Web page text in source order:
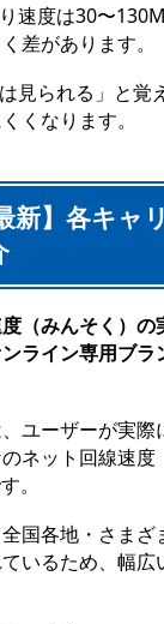
速度は30〜
差があります。
見られる」と覚
くなります。
新】各キャ
（みんそく）の
ライン専用ブラ
ユーザーが実際
ネット回線速度
。
国各地・さまざ
いるため、幅広